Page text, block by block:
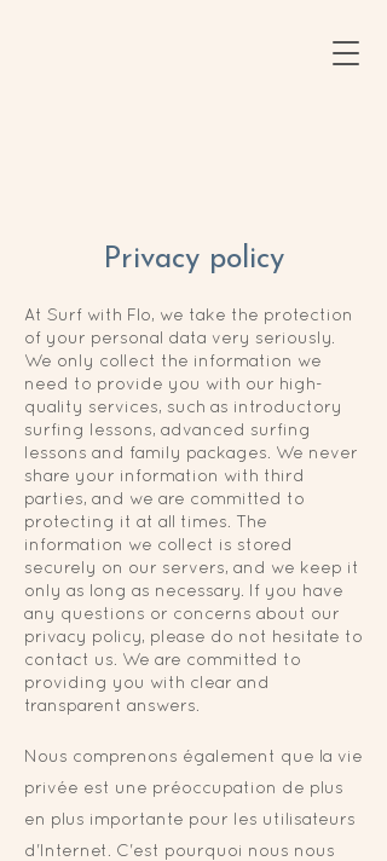
Privacy policy
At Surf with Flo, we take the protection
of your personal data very seriously.
We only collect the information we
need to provide you with our high-
quality services, such as introductory
surfing lessons, advanced surfing
lessons and family packages. We never
share your information with third
parties, and we are committed to
protecting it at all times. The
information we collect is stored
securely on our servers, and we keep it
only as long as necessary. If you have
any questions or concerns about our
privacy policy, please do not hesitate to
contact us. We are committed to
providing you with clear and
transparent answers.
Nous comprenons également que la vie
privée est une préoccupation de plus
en plus importante pour les utilisateurs
d'Internet. C'est pourquoi nous nous